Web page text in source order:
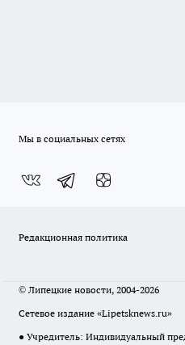
Мы в социальных сетях
Редакционная политика
© Липецкие новости, 2004-2026
Сетевое издание «Lipetsknews.ru»
● Учредитель: Индивидуальный